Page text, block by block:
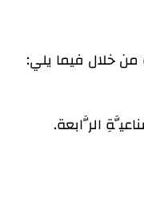
خلال فيما يلي:
الرَّابعة.